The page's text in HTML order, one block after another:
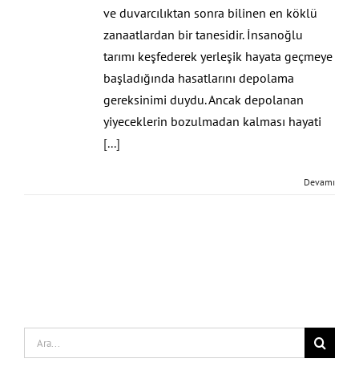
ve duvarcılıktan sonra bilinen en köklü
zanaatlardan bir tanesidir. İnsanoğlu
tarımı keşfederek yerleşik hayata geçmeye
başladığında hasatlarını depolama
gereksinimi duydu. Ancak depolanan
yiyeceklerin bozulmadan kalması hayati
[...]
Devamı
Search
for: